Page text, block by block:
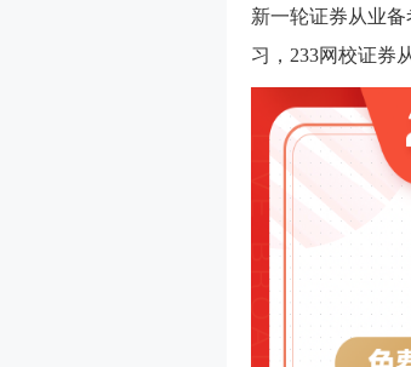
新一轮证券从业
习，233网校证券